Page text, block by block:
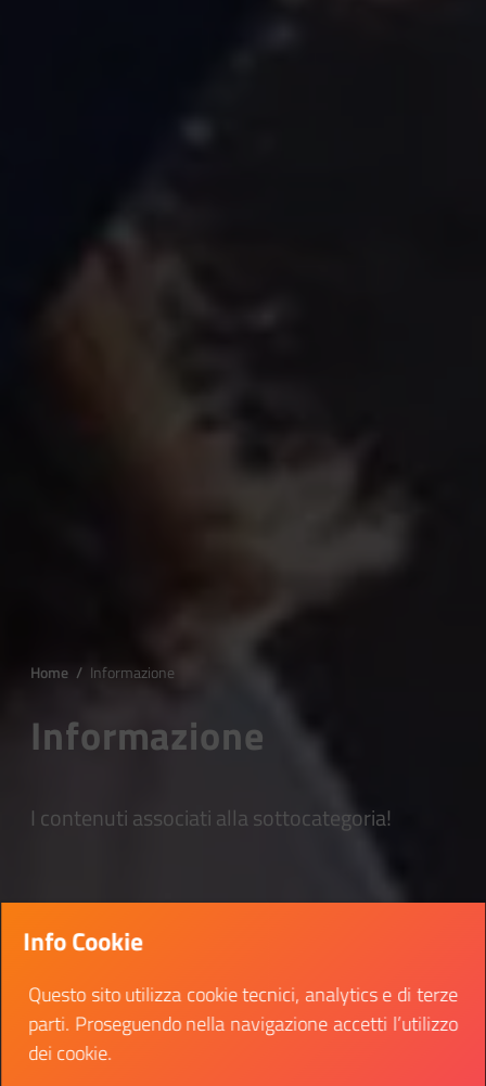
Home / Informazione
Informazione
I contenuti associati alla sottocategoria!
Info Cookie
Questo sito utilizza cookie tecnici, analytics e di terze
parti. Proseguendo nella navigazione accetti l’utilizzo
dei cookie.